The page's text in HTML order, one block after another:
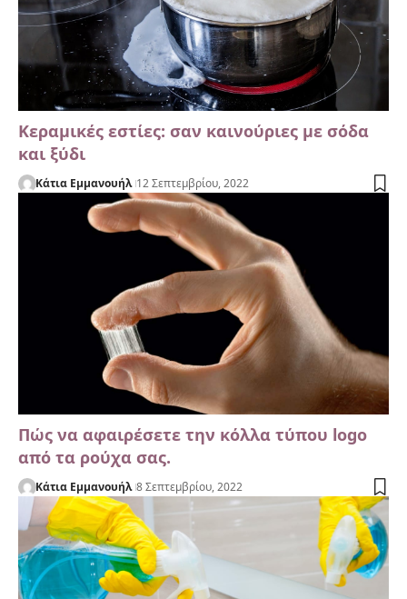
Κεραμικές εστίες: σαν καινούριες με σόδα
και ξύδι
Κάτια Εμμανουήλ 12 Σεπτεμβρίου, 2022
Πώς να αφαιρέσετε την κόλλα τύπου logo
από τα ρούχα σας.
Κάτια Εμμανουήλ 8 Σεπτεμβρίου, 2022